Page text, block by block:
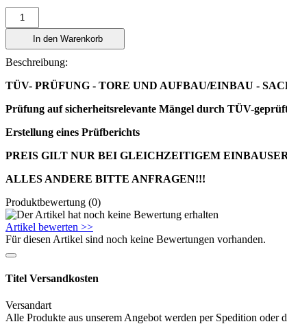
In den Warenkorb
Beschreibung:
TÜV- PRÜFUNG - TORE UND AUFBAU/EINBAU -
Prüfung auf sicherheitsrelevante Mängel durch TÜV-
Erstellung eines Prüfberichts
PREIS GILT NUR BEI GLEICHZEITIGEM
ALLES ANDERE BITTE ANFRAGEN!!!
Produktbewertung (0)
Artikel bewerten >>
Für diesen Artikel sind noch keine Bewertungen vorhanden.
Titel Versandkosten
Versandart
Alle Produkte aus unserem Angebot werden per Spedition oder